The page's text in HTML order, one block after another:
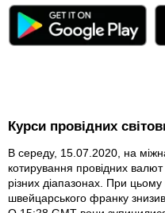
Курси провідних
В середу, 15.07.2020, на
котирування провідних
різних діапазонах. При
швейцарського франку